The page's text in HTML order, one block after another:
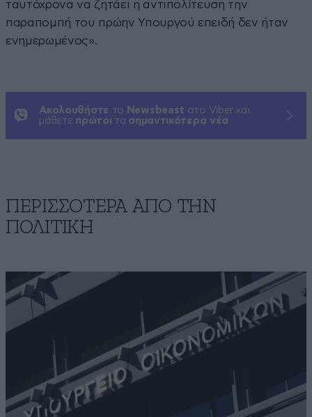
ταυτόχρονα να ζητάει η αντιπολίτευση την
παραπομπή του πρώην Υπουργού επειδή δεν ήταν
ενημερωμένος».
Ακολουθήστε το Newsbeast στο Viber και
μάθετε πρώτοι τα σημαντικότερα νέα
ΠΕΡΙΣΣΟΤΕΡΑ ΑΠΟ ΤΗΝ
ΠΟΛΙΤΙΚΗ